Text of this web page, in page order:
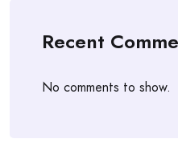
Recent
No comments to show.